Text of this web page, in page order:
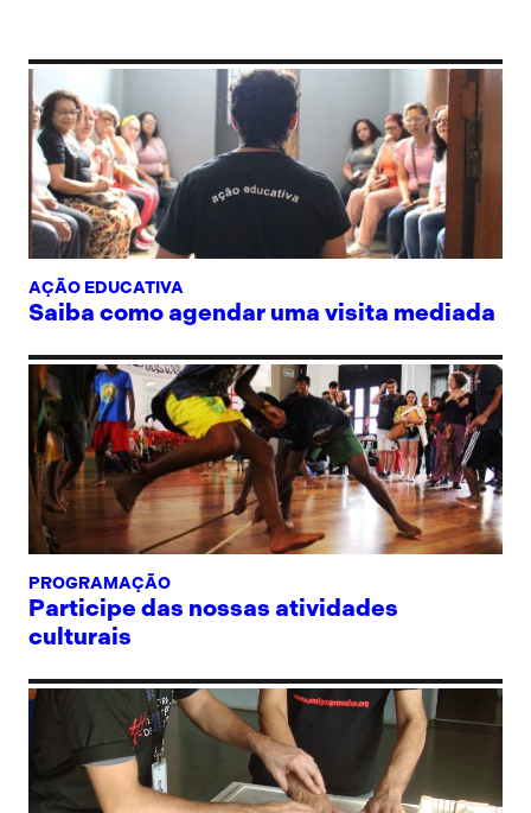
AÇÃO EDUCATIVA
Saiba como agendar uma visita mediada
PROGRAMAÇÃO
Participe das nossas atividades
culturais